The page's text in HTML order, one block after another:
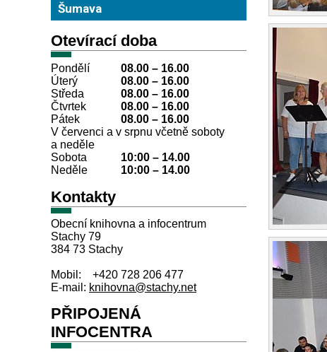
Šumava
Otevírací doba
Pondělí
08.00 – 16.00
Úterý
08.00 – 16.00
Středa
08.00 – 16.00
Čtvrtek
08.00 – 16.00
Pátek
08.00 – 16.00
V červenci a v srpnu včetně soboty
a neděle
Sobota
10:00 – 14.00
Neděle
10:00 – 14.00
Kontakty
Obecní knihovna a infocentrum
Stachy 79
384 73 Stachy
Mobil: +420 728 206 477
E-mail: knihovna@stachy.net
PŘIPOJENÁ
INFOCENTRA